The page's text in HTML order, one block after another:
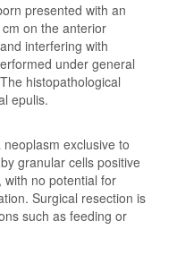
presented with an
on the anterior
interfering with
under general
histopathological
epulis.
exclusive to
granular cells positive
no potential for
Surgical resection is
such as feeding or